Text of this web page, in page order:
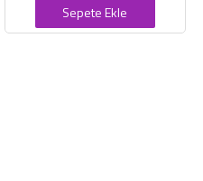
Sepete Ekle